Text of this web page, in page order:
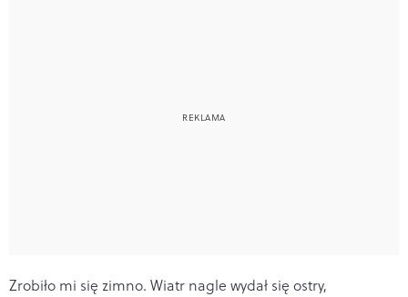
Zrobiło mi się zimno. Wiatr nagle wydał się ostry,